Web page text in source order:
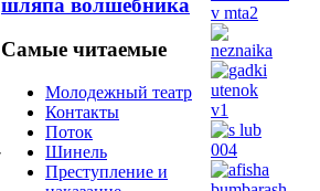
Самые читаемые
Молодежный театр
Контакты
Поток
Шинель
Преступление и